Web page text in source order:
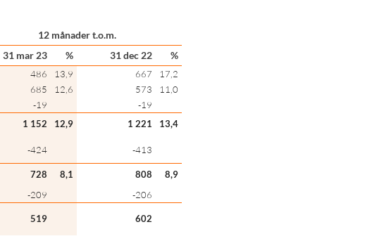
12 månader t.o.m.
31 mar 23 % 31 dec 22 %
486 13,9 667
17,2
685 12,6 573
11,0
-19
-19
1 152 12,9 1 221
13,4
-424 -413
728 8,1 808
8,9
-209
-206
519 602